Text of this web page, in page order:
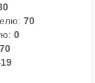
70
0
70